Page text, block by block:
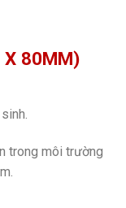
X 80MM)
trong môi trường